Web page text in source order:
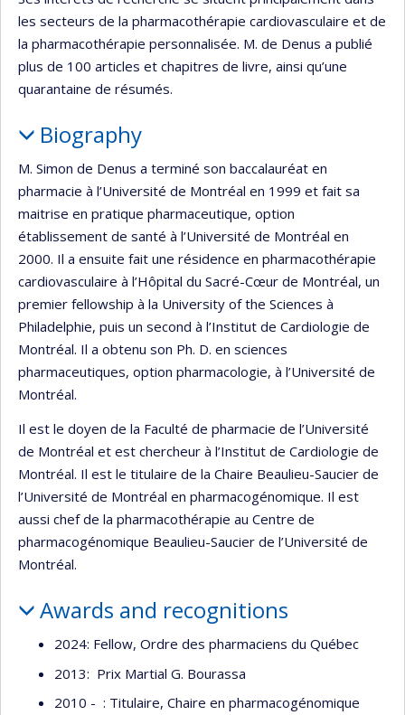
les secteurs de la pharmacothérapie cardiovasculaire et de
la pharmacothérapie personnalisée. M. de Denus a publié
plus de 100 articles et chapitres de livre, ainsi qu’une
quarantaine de résumés.
Biography
M. Simon de Denus a terminé son baccalauréat en
pharmacie à l’Université de Montréal en 1999 et fait sa
maitrise en pratique pharmaceutique, option
établissement de santé à l’Université de Montréal en
2000. Il a ensuite fait une résidence en pharmacothérapie
cardiovasculaire à l’Hôpital du Sacré-Cœur de Montréal, un
premier fellowship à la University of the Sciences à
Philadelphie, puis un second à l’Institut de Cardiologie de
Montréal. Il a obtenu son Ph. D. en sciences
pharmaceutiques, option pharmacologie, à l’Université de
Montréal.
Il est le doyen de la Faculté de pharmacie de l’Université
de Montréal et est chercheur à l’Institut de Cardiologie de
Montréal. Il est le titulaire de la Chaire Beaulieu-Saucier de
l’Université de Montréal en pharmacogénomique. Il est
aussi chef de la pharmacothérapie au Centre de
pharmacogénomique Beaulieu-Saucier de l’Université de
Montréal.
Awards and recognitions
2024: Fellow, Ordre des pharmaciens du Québec
2013: Prix Martial G. Bourassa
2010 - : Titulaire, Chaire en pharmacogénomique